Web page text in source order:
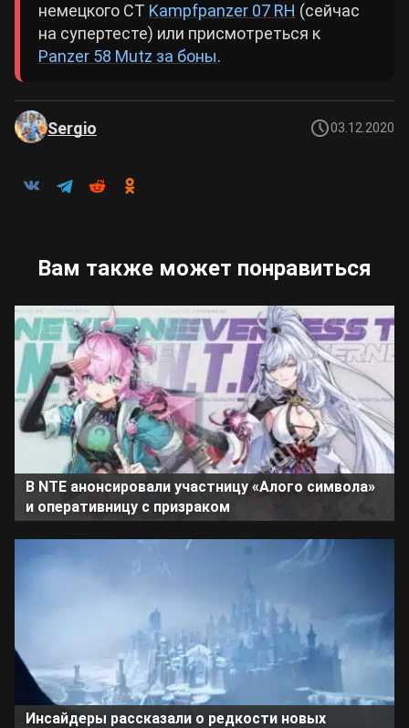
немецкого СТ Kampfpanzer 07 RH (сейчас
на супертесте) или присмотреться к
Panzer 58 Mutz за боны.
Sergio 03.12.2020
Вам также может понравиться
В NTE анонсировали участницу «Алого символа»
и оперативницу с призраком
Инсайдеры рассказали о редкости новых